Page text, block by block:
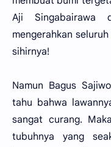
Aji Singabairawa
mengerahkan
sihirnya!
Namun Bagus
tahu bahwa
sangat curang.
tubuhnya yang